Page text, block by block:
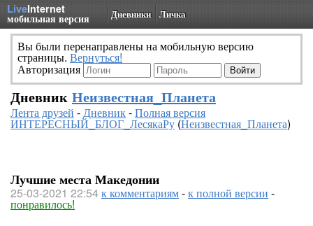
LiveInternet
мобильная версия Дневники Личка
Вы были перенаправлены на мобильную версию
страницы. Вернуться!
Авторизация
Дневник Неизвестная_Планета
Лента друзей -Дневник-Полная версия
ИНТЕРЕСНЫЙ_БЛОГ_ЛесякаРу(Неизвестная_Планета)
Лучшие места Македонии
25-03-2021 22:54к комментариям-к полной версии -
понравилось!